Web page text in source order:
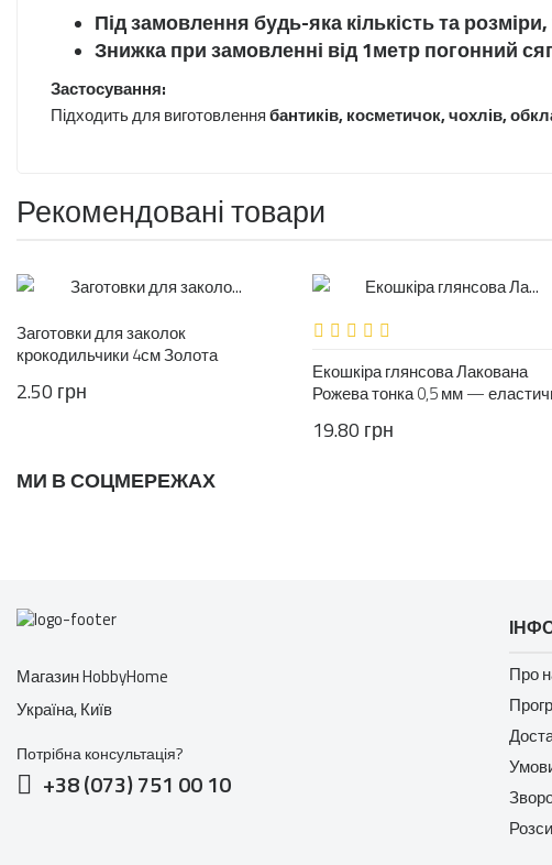
Під замовлення будь-яка кількість та
Знижка при замовленні від 1метр погонний
Застосування:
Підходить для виготовленнябантиків, косметичок, чохлів,
Рекомендовані товари
Заготовки для заколок
крокодильчики 4см Золота
2.50 грн
Екошкіра глянсова Лакована
Рожева тонка 0,5 мм —
19.80 грн
МИ В СОЦМЕРЕЖАХ
Магазин HobbyHome
Україна, Київ
Потрібна консультація?
+38 (073) 751 00 10
Про